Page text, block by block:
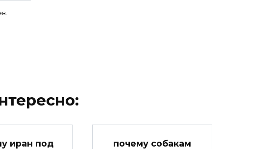
иран под
почему собакам